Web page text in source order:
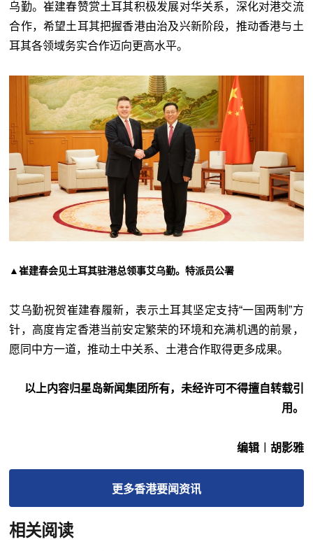
乌勤。崔建春赞赏土耳其积极发展对华关系，深化对港交流
合作，希望土耳其把握香港由治及兴新阶段，推动香港与土
耳其各领域务实合作迈向更高水平。
▲崔建春会见土耳其驻港总领事艾乌勤。特派员公署
艾乌勤祝贺崔建春履新，表示土耳其坚定支持“一国两制”方
针，高度肯定香港当前安定繁荣的环境和充满机遇的前景，
愿同中方一道，推动土中关系、土港合作取得更多成果。
以上内容归星岛新闻集团所有，未经许可不得擅自转载引
用。
编辑︱胡影雅
更多香港要闻资讯
相关阅读